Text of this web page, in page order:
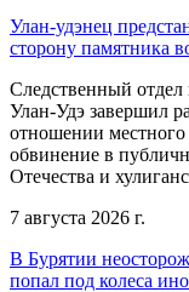
Улан-удэнец
сторону памятника
Следственный
Улан-Удэ завершил
отношении
обвинение в
Отечества и
7 августа 2026 г.
В Бурятии
попал под колеса